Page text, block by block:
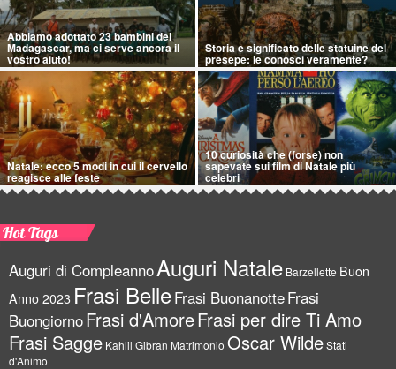
Abbiamo adottato 23 bambini del
Madagascar, ma ci serve ancora il
vostro aiuto!
Storia e significato delle statuine del
presepe: le conosci veramente?
Natale: ecco 5 modi in cui il cervello
reagisce alle feste
10 curiosità che (forse) non
sapevate sui film di Natale più
celebri
Hot Tags
Auguri di CompleannoAuguri Natale Barzellette Buon
Anno 2023 Frasi BelleFrasi BuonanotteFrasi
BuongiornoFrasi d'AmoreFrasi per dire Ti Amo
Frasi Sagge Kahlil Gibran Matrimonio Oscar WildeStati
d'Animo